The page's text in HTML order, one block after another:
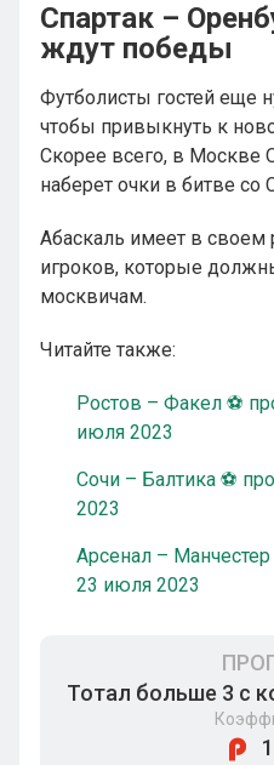
Спартак –
ждут победы
Футболисты гостей еще
чтобы привыкнуть к
Скорее всего, в Москве
наберет очки в битве со
Абаскаль имеет в своем
игроков, которые
москвичам.
Читайте также:
Ростов – Факел ⚽
июля 2023
Сочи – Балтика ⚽
2023
Арсенал –
23 июля 2023
Тотал больше 3 с